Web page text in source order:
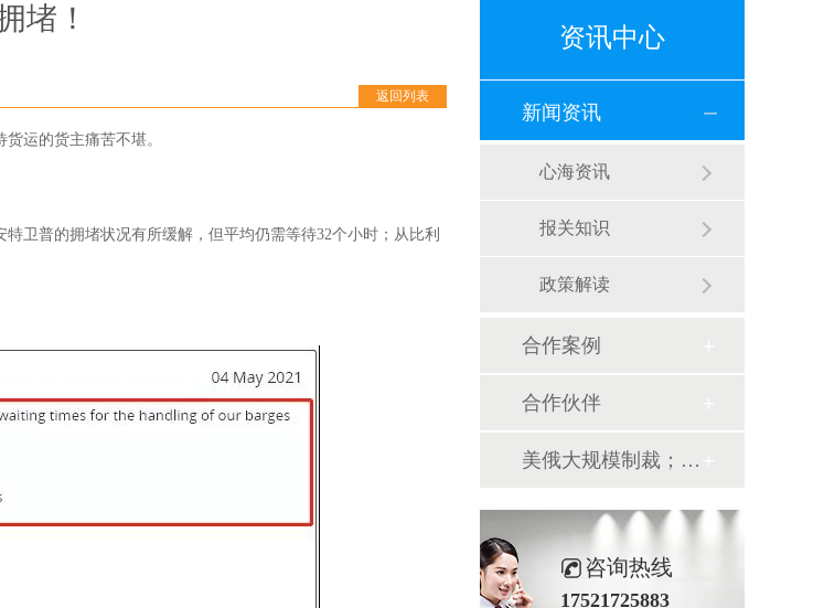
堵！
返回列表
运的货主痛苦不堪。
卫普的拥堵状况有所缓解，但平均仍需等待32个小时；从比利
资讯中心
新闻资讯
心海资讯
报关知识
政策解读
合作案例
合作伙伴
美俄大规模制裁；欧元区刺激不变；黎巴嫩外汇危机...
咨询热线
17521725883